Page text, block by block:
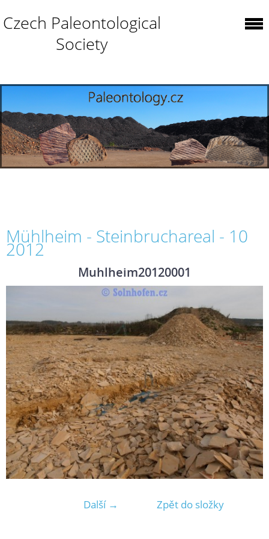
Czech Paleontological
Society
Mühlheim - Steinbruchareal - 10
2012
Muhlheim20120001
Další → Zpět do složky